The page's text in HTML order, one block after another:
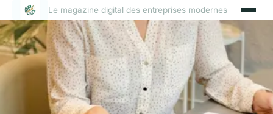
Le magazine digital des entreprises modernes